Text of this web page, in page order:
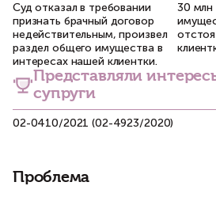
Суд отказал в требовании
признать брачный договор
недействительным, произвел
раздел общего имущества в
интересах нашей клиентки.
30
Представляли
супруги
02-0410/2021 (02-4923/2020)
Проблема